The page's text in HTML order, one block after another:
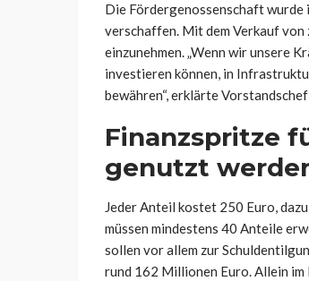
Die Fördergenossenschaft wurde
verschaffen. Mit dem Verkauf
einzunehmen. „Wenn wir unsere
investieren können, in
bewähren“, erklärte
Finanzspritze
genutzt
Jeder Anteil kostet 250 Euro,
müssen mindestens 40 Anteile
sollen vor allem zur
rund 162 Millionen Euro. Allein